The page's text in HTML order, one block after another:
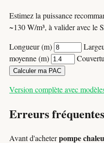
Estimez la puissance
~130 W/m³, à valider avec le
Longueur (m)
moyenne (m)
Calculer ma PAC
Version complète avec
Erreurs
Avant d'acheterpompe